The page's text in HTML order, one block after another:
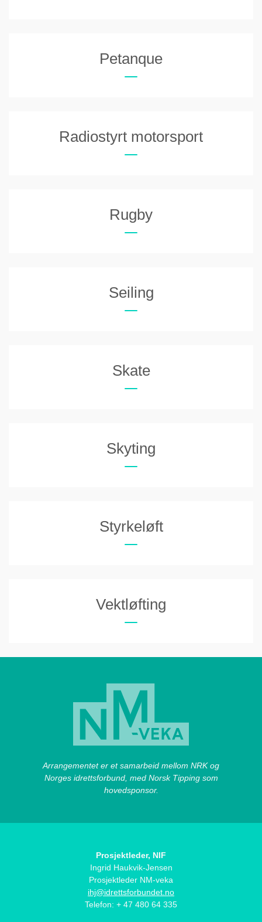
Petanque
Radiostyrt motorsport
Rugby
Seiling
Skate
Skyting
Styrkeløft
Vektløfting
Arrangementet er et samarbeid mellom NRK og
Norges idrettsforbund, med Norsk Tipping som
hovedsponsor.
Prosjektleder, NIF
Ingrid Haukvik-Jensen
Prosjektleder NM-veka
ihj@idrettsforbundet.no
Telefon: + 47 480 64 335